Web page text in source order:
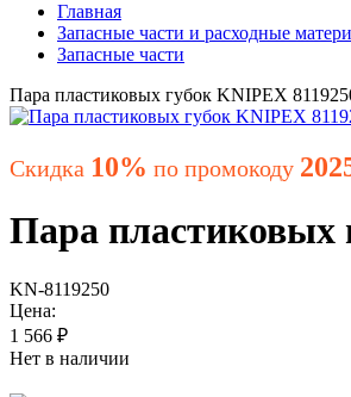
Главная
Запасные части и расходные
Запасные части
Пара пластиковых губок KNIPEX
Скидка 10% по промокоду
Пара пластиковых
KN-8119250
Цена:
1 566 ₽
Нет в наличии